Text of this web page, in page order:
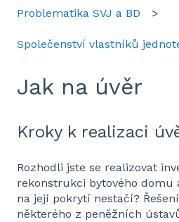
Problematika SVJ a BD
Společenství vlastníků
Jak na úvěr
Kroky k realizaci
Rozhodli jste se realizovat
rekonstrukci bytového domu
na její pokrytí nestačí?
některého z peněžních